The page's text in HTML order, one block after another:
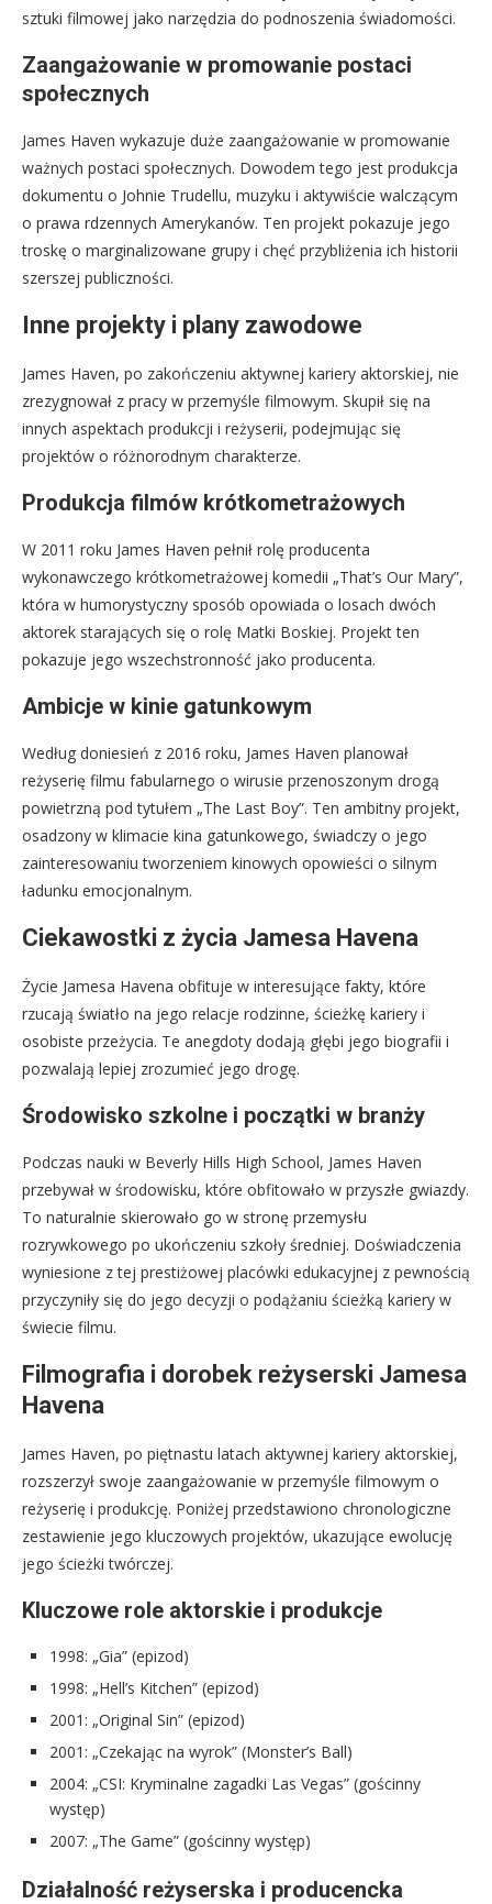
sztuki filmowej jako narzędzia do podnoszenia świadomości.
Zaangażowanie w promowanie postaci
społecznych
James Haven wykazuje duże zaangażowanie w promowanie
ważnych postaci społecznych. Dowodem tego jest produkcja
dokumentu o Johnie Trudellu, muzyku i aktywiście walczącym
o prawa rdzennych Amerykanów. Ten projekt pokazuje jego
troskę o marginalizowane grupy i chęć przybliżenia ich historii
szerszej publiczności.
Inne projekty i plany zawodowe
James Haven, po zakończeniu aktywnej kariery aktorskiej, nie
zrezygnował z pracy w przemyśle filmowym. Skupił się na
innych aspektach produkcji i reżyserii, podejmując się
projektów o różnorodnym charakterze.
Produkcja filmów krótkometrażowych
W 2011 roku James Haven pełnił rolę producenta
wykonawczego krótkometrażowej komedii „That’s Our Mary”,
która w humorystyczny sposób opowiada o losach dwóch
aktorek starających się o rolę Matki Boskiej. Projekt ten
pokazuje jego wszechstronność jako producenta.
Ambicje w kinie gatunkowym
Według doniesień z 2016 roku, James Haven planował
reżyserię filmu fabularnego o wirusie przenoszonym drogą
powietrzną pod tytułem „The Last Boy”. Ten ambitny projekt,
osadzony w klimacie kina gatunkowego, świadczy o jego
zainteresowaniu tworzeniem kinowych opowieści o silnym
ładunku emocjonalnym.
Ciekawostki z życia Jamesa Havena
Życie Jamesa Havena obfituje w interesujące fakty, które
rzucają światło na jego relacje rodzinne, ścieżkę kariery i
osobiste przeżycia. Te anegdoty dodają głębi jego biografii i
pozwalają lepiej zrozumieć jego drogę.
Środowisko szkolne i początki w branży
Podczas nauki w Beverly Hills High School, James Haven
przebywał w środowisku, które obfitowało w przyszłe gwiazdy.
To naturalnie skierowało go w stronę przemysłu
rozrywkowego po ukończeniu szkoły średniej. Doświadczenia
wyniesione z tej prestiżowej placówki edukacyjnej z pewnością
przyczyniły się do jego decyzji o podążaniu ścieżką kariery w
świecie filmu.
Filmografia i dorobek reżyserski Jamesa
Havena
James Haven, po piętnastu latach aktywnej kariery aktorskiej,
rozszerzył swoje zaangażowanie w przemyśle filmowym o
reżyserię i produkcję. Poniżej przedstawiono chronologiczne
zestawienie jego kluczowych projektów, ukazujące ewolucję
jego ścieżki twórczej.
Kluczowe role aktorskie i produkcje
1998: „Gia” (epizod)
1998: „Hell’s Kitchen” (epizod)
2001: „Original Sin” (epizod)
2001: „Czekając na wyrok” (Monster’s Ball)
2004: „CSI: Kryminalne zagadki Las Vegas” (gościnny
występ)
2007: „The Game” (gościnny występ)
Działalność reżyserska i producencka